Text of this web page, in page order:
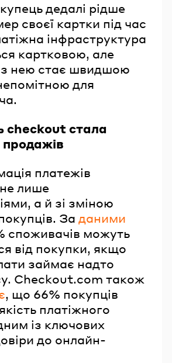
дедалі рідше
своєї картки під час
інфраструктура
картковою, але
з нею стає швидшою
для
checkout стала
платежів
лише
а й зі зміною
За даними
споживачів можуть
від покупки, якщо
займає надто
Checkout.com також
, що 66% покупців
платіжного
із ключових
до онлайн-